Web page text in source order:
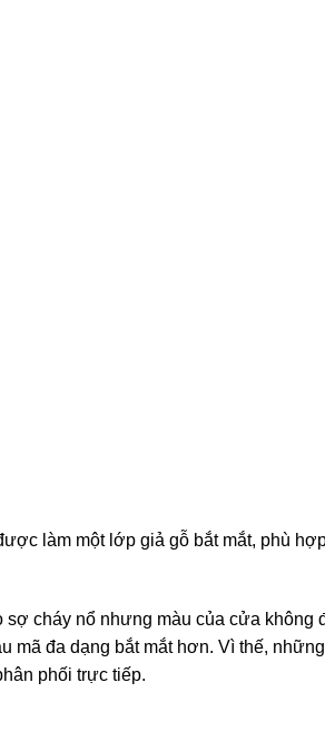
làm một lớp giả gỗ bắt mắt, phù
cháy nổ nhưng màu của cửa không
mã đa dạng bắt mắt hơn. Vì thế,
phối trực tiếp.